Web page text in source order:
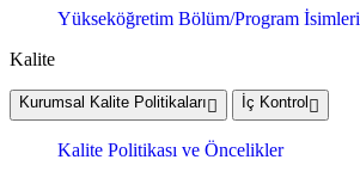
Yükseköğretim Bölüm/Program İsimleri
Kalite
Kurumsal Kalite Politikaları İç Kontrol
Kalite Politikası ve Öncelikler